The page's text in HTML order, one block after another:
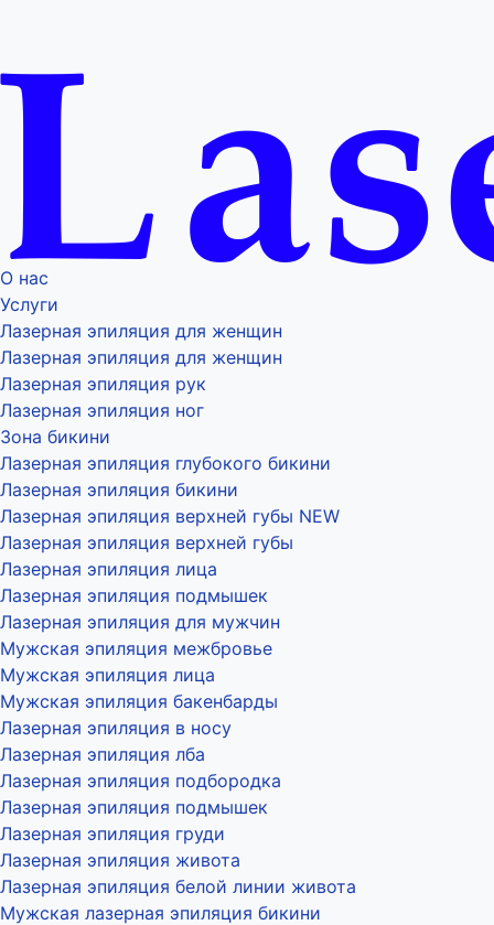
О нас
Услуги
Лазерная эпиляция для женщин
Лазерная эпиляция для женщин
Лазерная эпиляция рук
Лазерная эпиляция ног
Зона бикини
Лазерная эпиляция глубокого бикини
Лазерная эпиляция бикини
Лазерная эпиляция верхней губы NEW
Лазерная эпиляция верхней губы
Лазерная эпиляция лица
Лазерная эпиляция подмышек
Лазерная эпиляция для мужчин
Мужская эпиляция межбровье
Мужская эпиляция лица
Мужская эпиляция бакенбарды
Лазерная эпиляция в носу
Лазерная эпиляция лба
Лазерная эпиляция подбородка
Лазерная эпиляция подмышек
Лазерная эпиляция груди
Лазерная эпиляция живота
Лазерная эпиляция белой линии живота
Мужская лазерная эпиляция бикини